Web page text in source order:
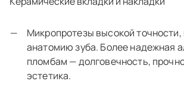
Микропротезы высокой
анатомию зуба. Более надежная
пломбам — долговечность,
эстетика.